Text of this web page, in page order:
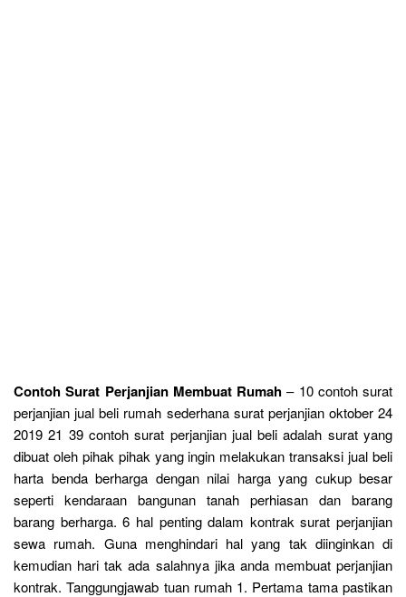
Contoh Surat Perjanjian Membuat Rumah – 10 contoh surat
perjanjian jual beli rumah sederhana surat perjanjian oktober 24
2019 21 39 contoh surat perjanjian jual beli adalah surat yang
dibuat oleh pihak pihak yang ingin melakukan transaksi jual beli
harta benda berharga dengan nilai harga yang cukup besar
seperti kendaraan bangunan tanah perhiasan dan barang
barang berharga. 6 hal penting dalam kontrak surat perjanjian
sewa rumah. Guna menghindari hal yang tak diinginkan di
kemudian hari tak ada salahnya jika anda membuat perjanjian
kontrak. Tanggungjawab tuan rumah 1. Pertama tama pastikan